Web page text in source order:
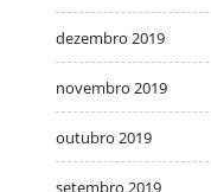
dezembro 2019
novembro 2019
outubro 2019
setembro 2019